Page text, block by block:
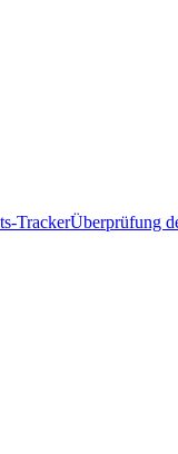
TrackerÜberprüfung